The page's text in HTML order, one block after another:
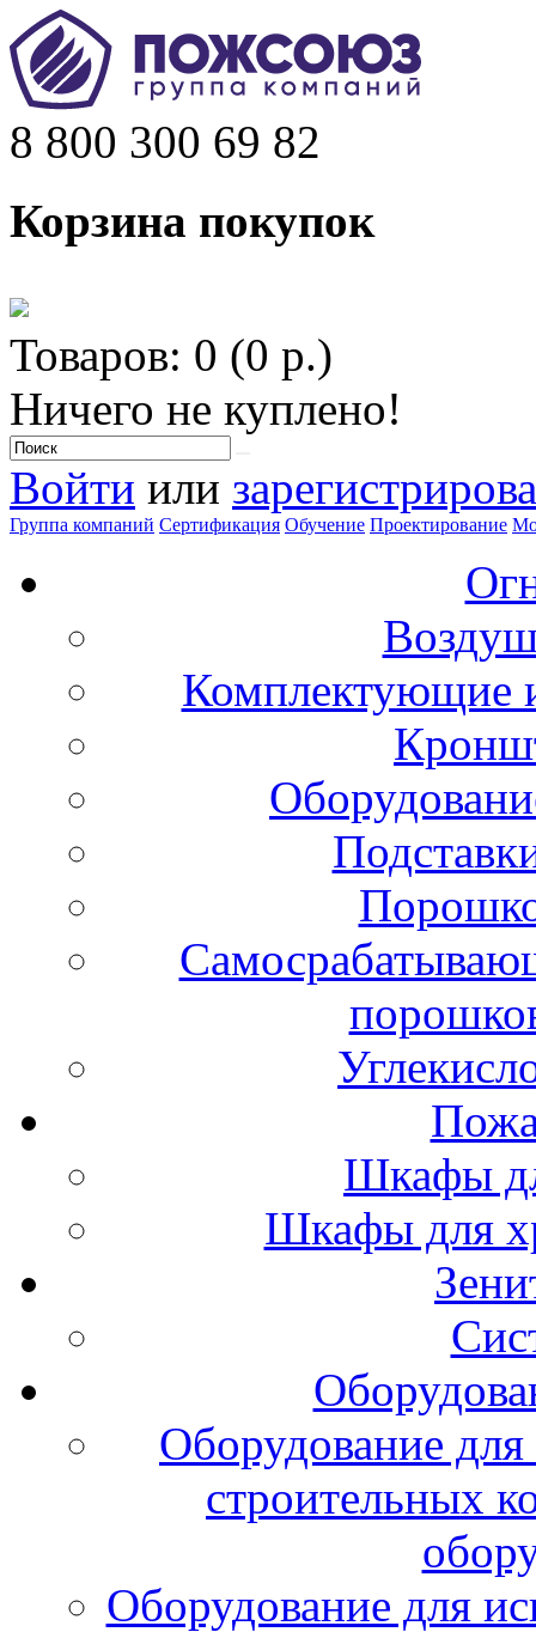
8 800 300 69 82
Корзина покупок
Товаров: 0 (0 р.)
Ничего не куплено!
Войти или
Группа компаний Сертификация Обучение Проектирование
Комплектующие
Шкафы
Шкафы для
Оборудование
строительных
Оборудование для